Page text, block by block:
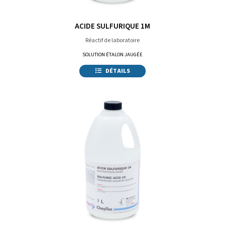
ACIDE SULFURIQUE 1M
Réactif de laboratoire
SOLUTION ÉTALON JAUGÉE
DÉTAILS